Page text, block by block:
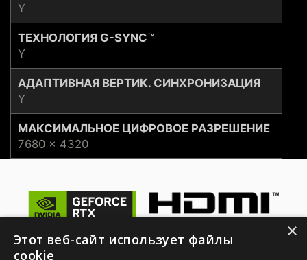
Y
ТЕХНОЛОГИЯ G-SYNC™
Y
АДАПТИВНАЯ ВЕРТИК. СИНХРОНИЗАЦИЯ
Y
МАКСИМАЛЬНОЕ ЦИФРОВОЕ РАЗРЕШЕНИЕ
7680 x 4320
© 2026 NVIDIA Corporation. Все права защищены. NVIDIA,
×
Этот веб-сайт использует файлы
cookie